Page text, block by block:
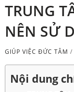
TRUNG
NÊN SỬ
GIÚP VIỆC ĐỨC TÂM /
Nội dung